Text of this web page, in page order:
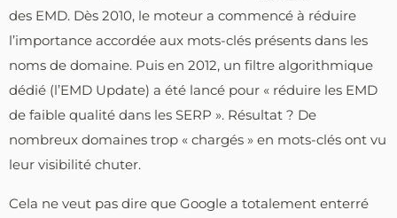
des EMD. Dès 2010, le moteur a commencé à réduire
l’importance accordée aux mots-clés présents dans les
noms de domaine. Puis en 2012, un filtre algorithmique
dédié (l’EMD Update) a été lancé pour « réduire les EMD
de faible qualité dans les SERP ». Résultat ? De
nombreux domaines trop « chargés » en mots-clés ont vu
leur visibilité chuter.
Cela ne veut pas dire que Google a totalement enterré